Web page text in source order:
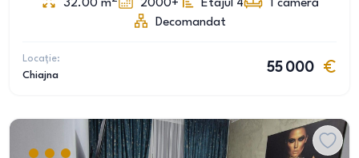
32.00 m 2000+ Etajul 4 1 cameră
Decomandat
Locație:
Chiajna
55 000